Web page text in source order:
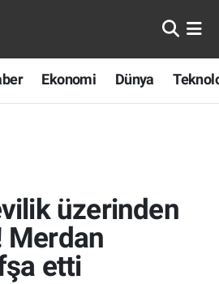
Ekonomi Dünya
üzerinden
Merdan
etti
Evrenive Fikstür